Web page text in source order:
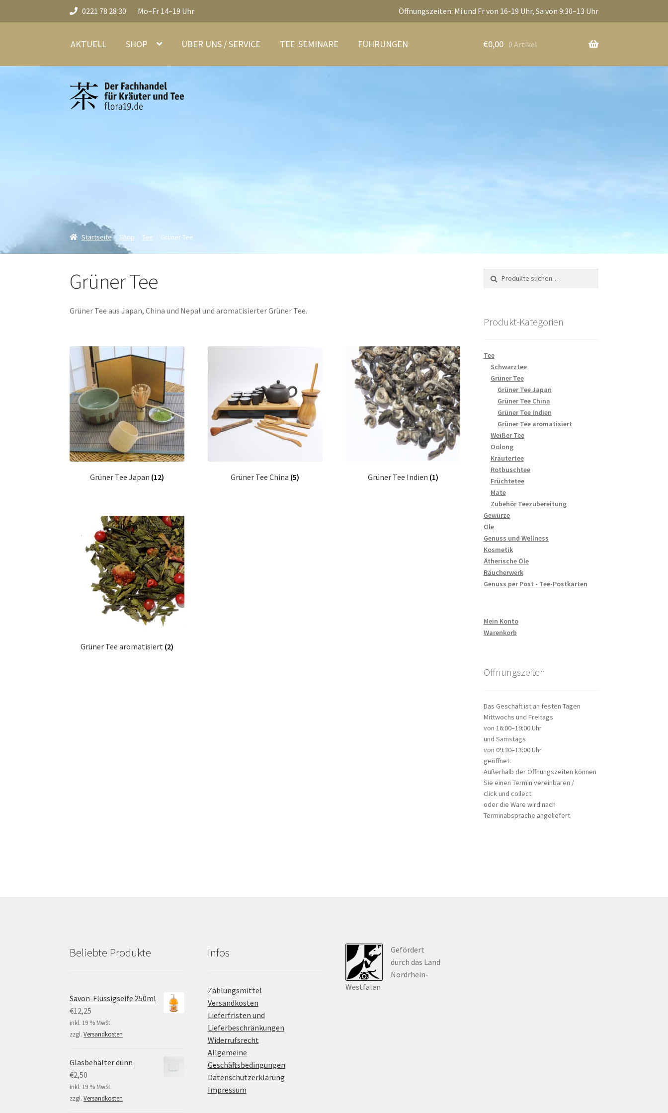
0221 78 28 30 Mo–Fr 14–19 Uhr
Öffnungszeiten: Mi und Fr von 16-19 Uhr, Sa von 9:30–13 Uhr
Navigation
Inhalt
AKTUELL SHOP ÜBER UNS / SERVICE TEE-SEMINARE FÜHRUNGEN €0,00 0 Artikel
Startseite Shop Tee Grüner Tee
Grüner Tee
Grüner Tee aus Japan, China und Nepal und aromatisierter Grüner Tee.
Grüner Tee Japan (12) Grüner Tee China (5) Grüner Tee Indien (1)
Grüner Tee aromatisiert (2)
nach:
Produkt-Kategorien
Tee
Schwarztee
Grüner Tee
Grüner Tee Japan
Grüner Tee China
Grüner Tee Indien
Grüner Tee aromatisiert
Weißer Tee
Oolong
Kräutertee
Rotbuschtee
Früchtetee
Mate
Zubehör Teezubereitung
Gewürze
Öle
Genuss und Wellness
Kosmetik
Ätherische Öle
Räucherwerk
Genuss per Post - Tee-Postkarten
Mein Konto
Warenkorb
Öffnungszeiten
Das Geschäft ist an festen Tagen
Mittwochs und Freitags
von 16:00–19:00 Uhr
und Samstags
von 09:30–13:00 Uhr
geöffnet.
Außerhalb der Öffnungszeiten können
Sie einen Termin vereinbaren /
click und collect
oder die Ware wird nach
Terminabsprache angeliefert.
Beliebte Produkte
Savon-Flüssigseife 250ml
€12,25
inkl. 19 % MwSt.
zzgl.Versandkosten
Glasbehälter dünn
€2,50
inkl. 19 % MwSt.
zzgl.Versandkosten
Infos
Zahlungsmittel
Versandkosten
Lieferfristen und
Lieferbeschränkungen
Widerrufsrecht
Allgemeine
Geschäftsbedingungen
Datenschutzerklärung
Impressum
Gefördert
durch das Land
Nordrhein-
Westfalen